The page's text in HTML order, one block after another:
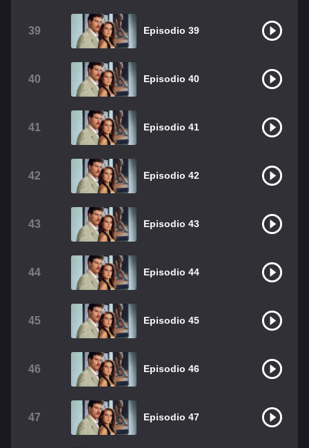
39 Episodio 39
40 Episodio 40
41 Episodio 41
42 Episodio 42
43 Episodio 43
44 Episodio 44
45 Episodio 45
46 Episodio 46
47 Episodio 47